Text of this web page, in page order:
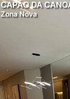
CAPÃO DA
Zona Nova